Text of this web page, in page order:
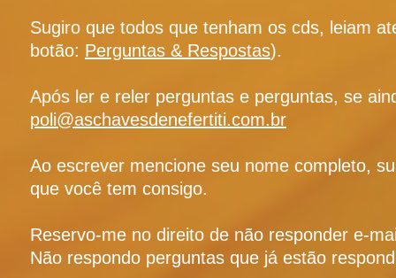
Sugiro que todos que tenham os cds, leiam
botão: Perguntas & Respostas).
Após ler e reler perguntas e perguntas, se
poli@aschavesdenefertiti.com.br
Ao escrever mencione seu nome completo,
que você tem consigo.
Reservo-me no direito de não responder e-
Não respondo perguntas que já estão